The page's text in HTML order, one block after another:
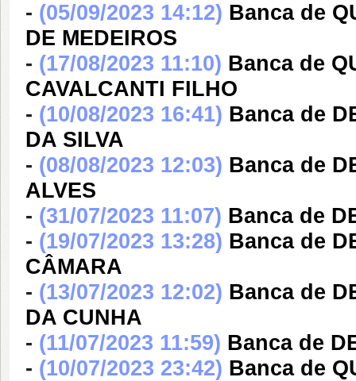
- (05/09/2023 14:12) Banca de
DE MEDEIROS
- (17/08/2023 11:10) Banca de
CAVALCANTI FILHO
- (10/08/2023 16:41) Banca de
DA SILVA
- (08/08/2023 12:03) Banca de
ALVES
- (31/07/2023 11:07) Banca de
- (19/07/2023 13:28) Banca de
CÂMARA
- (13/07/2023 12:02) Banca de
DA CUNHA
- (11/07/2023 11:59) Banca de
- (10/07/2023 23:42) Banca de